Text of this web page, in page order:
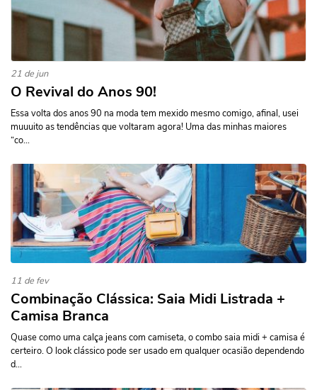
21 de jun
O Revival do Anos 90!
Essa volta dos anos 90 na moda tem mexido mesmo comigo, afinal, usei
muuuito as tendências que voltaram agora! Uma das minhas maiores
“co...
11 de fev
Combinação Clássica: Saia Midi Listrada +
Camisa Branca
Quase como uma calça jeans com camiseta, o combo saia midi + camisa é
certeiro. O look clássico pode ser usado em qualquer ocasião dependendo
d...